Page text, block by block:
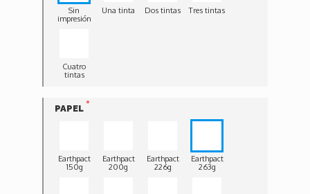
Sin
impresión
Una tinta Dos tintas Tres tintas
Cuatro
tintas
PAPEL
Earthpact
150g
Earthpact
200g
Earthpact
226g
Earthpact
263g